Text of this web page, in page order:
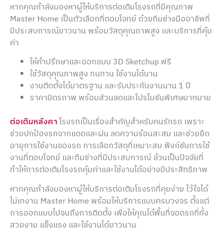
หากคุณกำลังมองหาผู้ให้บริการต่อเติมโรงรถที่มีคุณภาพ
Master Home เป็นตัวเลือกที่ตอบโจทย์ ด้วยทีมช่างมืออาชีพที่
มีประสบการณ์ยาวนาน พร้อมวัสดุคุณภาพสูง และบริการที่คุ้ม
ค่า
ให้คำปรึกษาและออกแบบ 3D Sketchup ฟรี
ใช้วัสดุคุณภาพสูง ทนทาน ใช้งานได้นาน
งานติดตั้งได้มาตรฐาน และรับประกันงานนาน 1 ปี
ราคามิตรภาพ พร้อมส่วนลดและโปรโมชันพิเศษมากมาย
ต่อเติมหลังคาโรงรถเป็นเรื่องสำคัญสำหรับคนรักรถ เพราะ
ช่วยปกป้องรถจากแดดและฝน ลดความร้อนสะสม และช่วยยืด
อายุการใช้งานของรถ การเลือกวัสดุที่เหมาะสม ฟังก์ชันการใช้
งานที่ตอบโจทย์ และทีมช่างที่มีประสบการณ์ ล้วนเป็นปัจจัยที่
ทำให้การต่อเติมโรงรถคุ้มค่าและใช้งานได้อย่างมีประสิทธิภาพ
หากคุณกำลังมองหาผู้ให้บริการต่อเติมโรงรถที่คุยง่าย ไว้ใจได้
ไม่เทงาน Master Home พร้อมให้บริการแบบครบวงจร ตั้งแต่
การออกแบบไปจนถึงการติดตั้ง เพื่อให้คุณได้พื้นที่จอดรถที่ทั้ง
สวยงาม แข็งแรง และใช้งานได้ยาวนาน